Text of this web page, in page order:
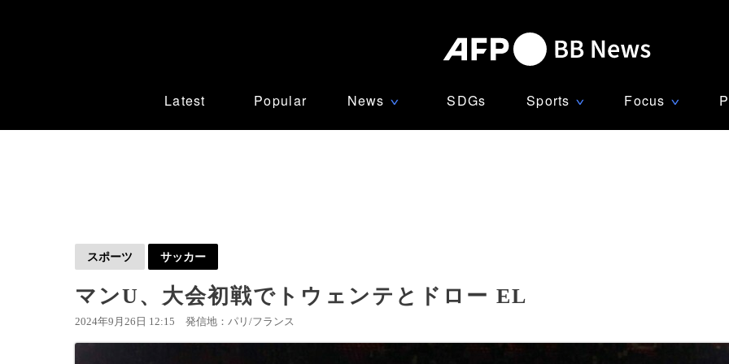
Latest Popular News ∨ SDGs Sports ∨ Focus ∨
スポーツ サッカー
マンU、大会初戦でトウェンテとドロー EL
2024年9月26日 12:15 発信地：パリ/フランス